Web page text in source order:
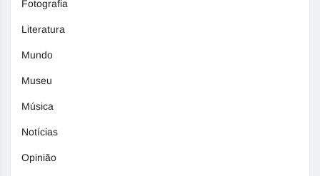
Fotografia
Literatura
Mundo
Museu
Música
Notícias
Opinião